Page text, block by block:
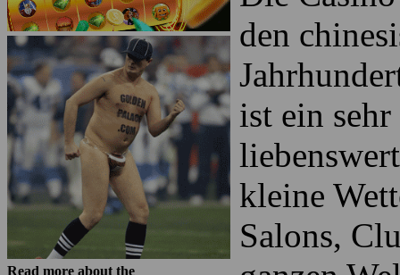
Keno ist
Die
den
ist ein